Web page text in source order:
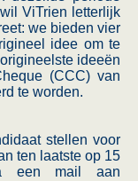
ViTrien letterlijk
we bieden vier
idee om te
ideeën
(CCC) van
te worden.
stellen voor
ten laatste op 15
een mail aan